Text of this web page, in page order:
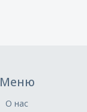
Меню
О нас